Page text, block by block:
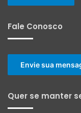
Fale Conosco
Envie sua
Quer se manter